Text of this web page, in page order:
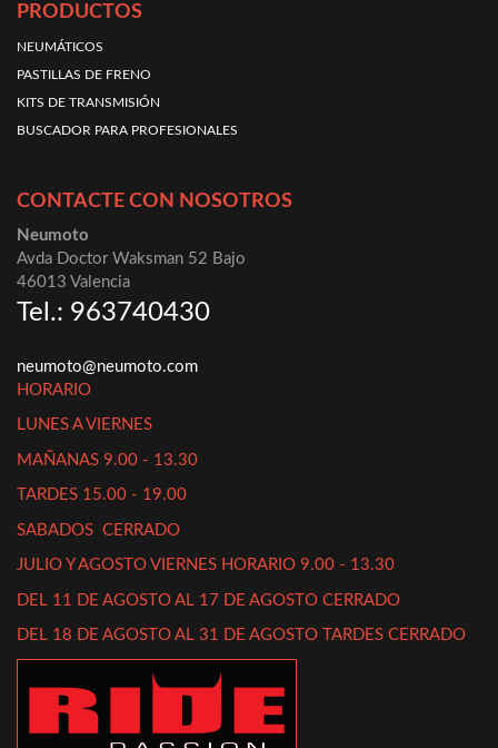
PRODUCTOS
NEUMÁTICOS
PASTILLAS DE FRENO
KITS DE TRANSMISIÓN
BUSCADOR PARA PROFESIONALES
CONTACTE CON NOSOTROS
Neumoto
Avda Doctor Waksman 52 Bajo
46013 Valencia
Tel.: 963740430
neumoto@neumoto.com
HORARIO
LUNES A VIERNES
MAÑANAS 9.00 - 13.30
TARDES 15.00 - 19.00
SABADOS CERRADO
JULIO Y AGOSTO VIERNES HORARIO 9.00 - 13.30
DEL 11 DE AGOSTO AL 17 DE AGOSTO CERRADO
DEL 18 DE AGOSTO AL 31 DE AGOSTO TARDES CERRADO